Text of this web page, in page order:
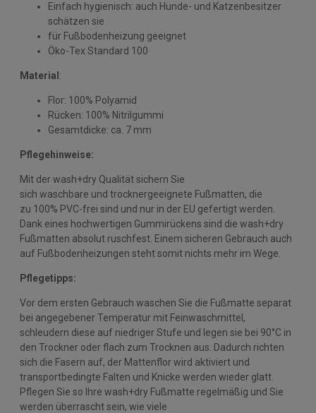
Einfach hygienisch: auch Hunde- und Katzenbesitzer
schätzen sie
für Fußbodenheizung geeignet
Öko-Tex Standard 100
Material :
Flor: 100% Polyamid
Rücken: 100% Nitrilgummi
Gesamtdicke: ca. 7 mm
Pflegehinweise:
Mit der wash+dry Qualität sichern Sie
sich waschbare und trocknergeeignete Fußmatten, die
zu 100% PVC-frei sind und nur in der EU gefertigt werden.
Dank eines hochwertigen Gummirückens sind die wash+dry
Fußmatten absolut ruschfest. Einem sicheren Gebrauch auch
auf Fußbodenheizungen steht somit nichts mehr im Wege.
Pflegetipps:
Vor dem ersten Gebrauch waschen Sie die Fußmatte separat
bei angegebener Temperatur mit Feinwaschmittel,
schleudern diese auf niedriger Stufe und legen sie bei 90°C in
den Trockner oder flach zum Trocknen aus. Dadurch richten
sich die Fasern auf, der Mattenflor wird aktiviert und
transportbedingte Falten und Knicke werden wieder glatt.
Pflegen Sie so Ihre wash+dry Fußmatte regelmäßig und Sie
werden überrascht sein, wie viele